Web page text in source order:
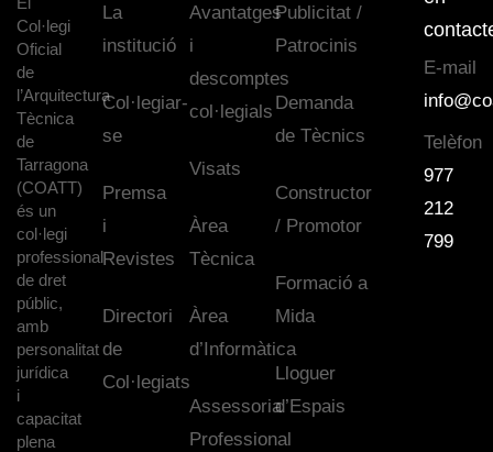
Col·legi
Oficial
de
l’Arquitectura
Tècnica
de
Tarragona
(COATT)
és un
col·legi
professional
de dret
públic,
amb
personalitat
jurídica
i
capacitat
plena
La
institució
Col·legiar-
se
Premsa
i
Revistes
Directori
de
Col·legiats
Avantatges
i
descomptes
col·legials
Visats
Àrea
Tècnica
Àrea
d’Informàtica
Assessoria
Professional
Publicitat /
Patrocinis
Demanda
de Tècnics
Constructor
/ Promotor
Formació a
Mida
Lloguer
d’Espais
E-mail
Telèfon
977
212
799